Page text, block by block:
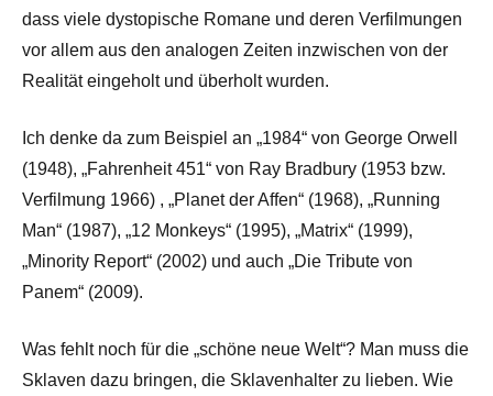
dass viele dystopische Romane und deren Verfilmungen
vor allem aus den analogen Zeiten inzwischen von der
Realität eingeholt und überholt wurden.
Ich denke da zum Beispiel an „1984“ von George Orwell
(1948), „Fahrenheit 451“ von Ray Bradbury (1953 bzw.
Verfilmung 1966) , „Planet der Affen“ (1968), „Running
Man“ (1987), „12 Monkeys“ (1995), „Matrix“ (1999),
„Minority Report“ (2002) und auch „Die Tribute von
Panem“ (2009).
Was fehlt noch für die „schöne neue Welt“? Man muss die
Sklaven dazu bringen, die Sklavenhalter zu lieben. Wie